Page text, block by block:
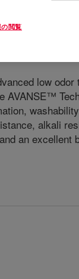
low
alkali
an
閲覧